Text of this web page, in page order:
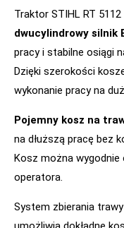
Traktor STIHL RT
dwucylindrowy silnik
pracy i stabilne osiągi
Dzięki szerokości
wykonanie pracy na
Pojemny kosz na
na dłuższą pracę bez
Kosz można
operatora.
System zbierania